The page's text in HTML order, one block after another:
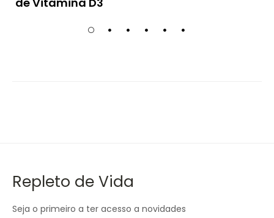
Repleto de Vida
Seja o primeiro a ter acesso a novidades